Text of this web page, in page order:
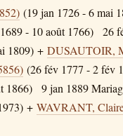
(19 jan 1726 - 6 mai
- 10 août 1766) 26
1809) + DUSAUTOIR,
(26 fév 1777 - 2 fév
1866) 9 jan 1889
+ WAVRANT,